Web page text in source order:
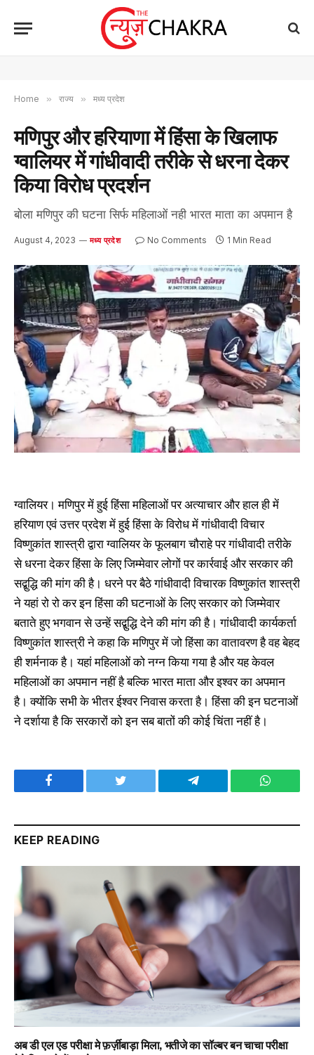
Home » राज्य » मध्य प्रदेश
मणिपुर और हरियाणा में हिंसा के खिलाफ
ग्वालियर में गांधीवादी तरीके से धरना देकर
किया विरोध प्रदर्शन
बोला मणिपुर की घटना सिर्फ महिलाओं नही भारत माता का अपमान है
August 4, 2023 मध्य प्रदेश No Comments 1 Min Read
ग्वालियर। मणिपुर में हुई हिंसा महिलाओं पर अत्याचार और हाल ही में
हरियाण एवं उत्तर प्रदेश में हुई हिंसा के विरोध में गांधीवादी विचार
विष्णुकांत शास्त्री द्वारा ग्वालियर के फूलबाग चौराहे पर गांधीवादी तरीके
से धरना देकर हिंसा के लिए जिम्मेवार लोगों पर कार्रवाई और सरकार की
सद्बुद्धि की मांग की है। धरने पर बैठे गांधीवादी विचारक विष्णुकांत शास्त्री
ने यहां रो रो कर इन हिंसा की घटनाओं के लिए सरकार को जिम्मेवार
बताते हुए भगवान से उन्हें सद्बुद्धि देने की मांग की है। गांधीवादी कार्यकर्ता
विष्णुकांत शास्त्री ने कहा कि मणिपुर में जो हिंसा का वातावरण है वह बेहद
ही शर्मनाक है। यहां महिलाओं को नग्न किया गया है और यह केवल
महिलाओं का अपमान नहीं है बल्कि भारत माता और इश्वर का अपमान
है। क्योंकि सभी के भीतर ईश्वर निवास करता है। हिंसा की इन घटनाओं
ने दर्शाया है कि सरकारों को इन सब बातों की कोई चिंता नहीं है।
Facebook Twitter Telegram
KEEP READING
अब डी एल एड परीक्षा मे फ़र्ज़ीबाड़ा मिला, भतीजे का सॉल्बर बन चाचा परीक्षा